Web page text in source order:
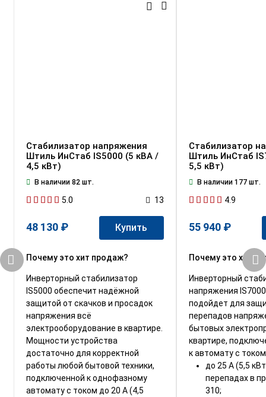
Стабилизатор напряжения
Штиль ИнСтаб IS5000 (5 кВА /
4,5 кВт)
В наличии 82 шт.
5.0 13
48 130 ₽ Купить
Почему это хит продаж?
Инверторный стабилизатор
IS5000 обеспечит надёжной
защитой от скачков и просадок
напряжения всё
электрооборудование в квартире.
Мощности устройства
достаточно для корректной
работы любой бытовой техники,
подключенной к однофазному
автомату с током до 20 А (4,5
Стабилизатор
Штиль ИнСтаб
5,5 кВт)
В наличии 177 шт.
4.9
55 940 ₽
Почему это хит
Инверторный
напряжения
подойдет для
перепадов
бытовых
квартире,
к автомату с
до 25 А (5,5
перепадах в
310;